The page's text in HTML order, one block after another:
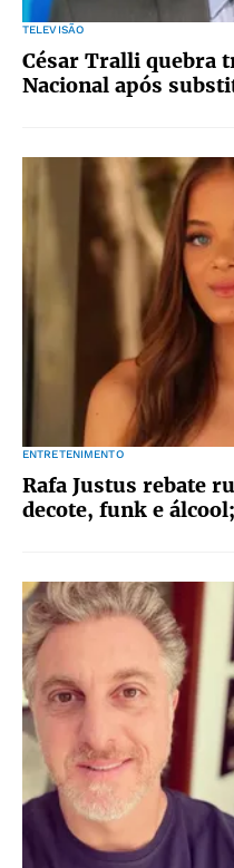
TELEVISÃO
César Tralli quebra
Nacional após
ENTRETENIMENTO
Rafa Justus rebate
decote, funk e